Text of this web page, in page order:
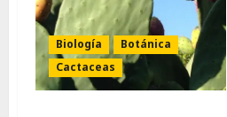
Biología
Botánica
Cactaceas